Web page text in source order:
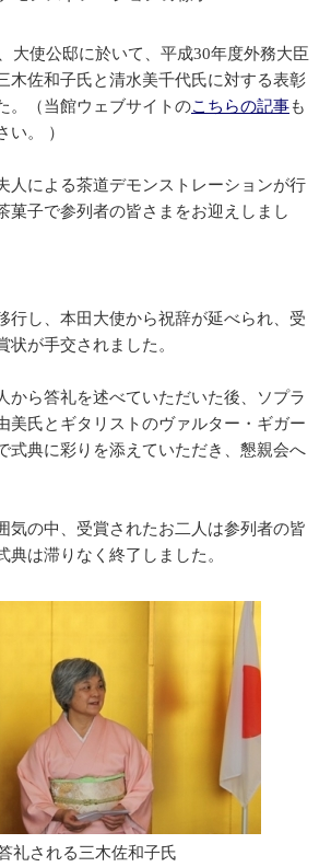
大使公邸に於いて、平成30年度外務大臣
木佐和子氏と清水美千代氏に対する表彰
。（当館ウェブサイトのこちらの記事も
い。 ）
による茶道デモンストレーションが行
菓子で参列者の皆さまをお迎えしまし
礼される三木佐和子氏
し、本田大使から祝辞が延べられ、受
状が手交されました。
ら答礼を述べていただいた後、ソプラ
美氏とギタリストのヴァルター・ギガー
式典に彩りを添えていただき、懇親会へ
の中、受賞されたお二人は参列者の皆
典は滞りなく終了しました。